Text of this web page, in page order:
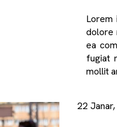
Lorem
dolore
ea
fugiat
mollit
22